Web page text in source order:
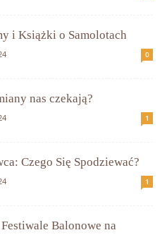
i Książki o Samolotach
0
nas czekają?
1
Czego Się Spodziewać?
1
Balonowe na